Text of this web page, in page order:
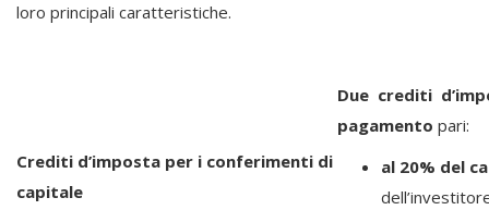
loro principali caratteristiche.
Crediti d’imposta per i conferimenti di
capitale
Due crediti
pagamento pari:
al 20% del